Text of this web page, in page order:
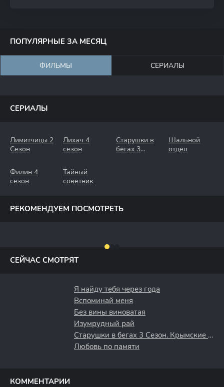
ПОПУЛЯРНЫЕ ЗА МЕСЯЦ
ФИЛЬМЫ СЕРИАЛЫ
СЕРИАЛЫ
Лимитчицы 2
Сезон
Лихач 4
сезон
Старушки в
бегах 3
Шальной
отдел
Филин 4
сезон
Тайный
советник
РЕКОМЕНДУЕМ ПОСМОТРЕТЬ
СЕЙЧАС СМОТРЯТ
Я найду тебя через года
Вспоминай меня
Без вины виноватая
Изумрудный рай
Старушки в бегах 3 Сезон. Крымские Каникулы
Любовь по памяти
КОММЕНТАРИИ